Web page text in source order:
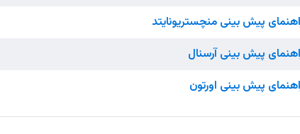
پیش بینی منچستریونایتد
پیش بینی آرسنال
پیش بینی اورتون